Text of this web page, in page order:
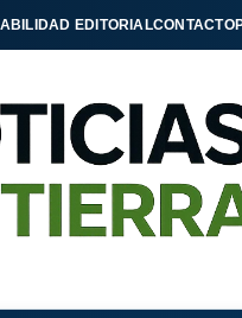
EDITORIALCONTACTO